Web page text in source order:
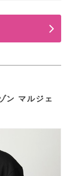
ン マルジェ